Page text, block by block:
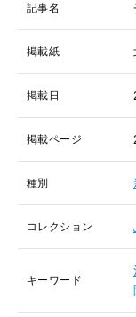
記事名
掲載紙
掲載日
掲載ページ
種別
コレクション
キーワード